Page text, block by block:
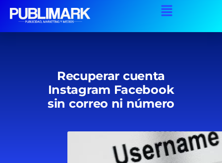
Recuperar cuenta
Instagram Facebook
sin correo ni número